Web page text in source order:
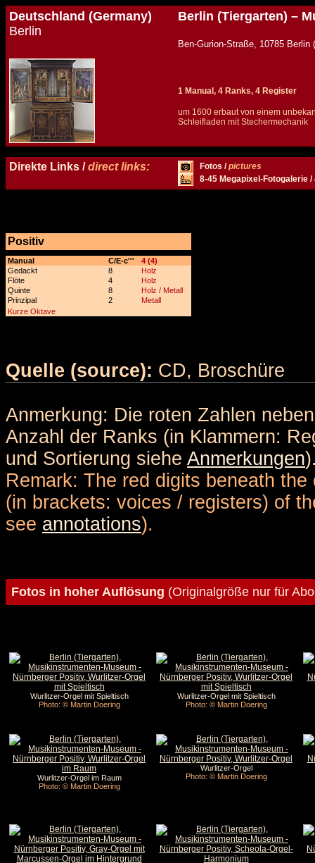
Deutschland (Germany)
Berlin
Berlin (Tiergarten) –
Ben-Gurion-Straße,
1 Manual, 4 Ranks, 4 Register
um 1600 erbaut von einem
Schleifladen mit Stechermechanik
Direkte Links /direct links: Fotos /pictures
8-45 Megapixel-Fotogalerie /
Positiv
Manual C/E-c'''
4 (4)
Gedackt
8
Holz
Flöte
4
Holz
Quinte
8
Holz / Metall
Prinzipal
2
Metall
Kurze Oktave
Quelle (source): CD, Broschüre
Anmerkung: Die roten Zahlen
Anzahl der Ranks (in Klammern:
und Sortierung siehe Anmerkungen
Remark: The red digits beneath
(in brackets: voices / registers) of
see annotations).
Fotos in hoher Auflösung (Originalgröße nur für
Wurlitzer-Orgel mit Spieltisch
Photo: © Martin Doering
Wurlitzer-Orgel mit Spieltisch
Photo: © Martin Doering
Wurlitzer-Orgel im Raum
Photo: © Martin Doering
Wurlitzer-Orgel
Photo: © Martin Doering